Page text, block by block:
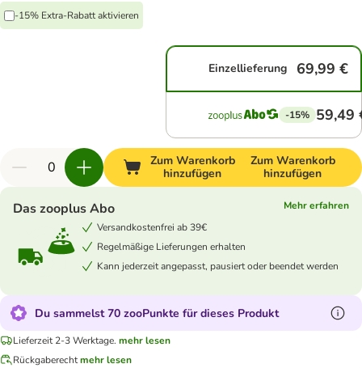
-15% Extra-Rabatt aktivieren
Einzellieferung 69,99 €
-15% 59,49
Zum Warenkorb
hinzufügen
Zum Warenkorb
hinzufügen
Das zooplus Abo
Mehr erfahren
Versandkostenfrei ab 39€
Regelmäßige Lieferungen erhalten
Kann jederzeit angepasst, pausiert oder beendet werden
Du sammelst 70 zooPunkte für dieses Produkt
Lieferzeit 2-3 Werktage. mehr lesen
Rückgaberechtmehr lesen